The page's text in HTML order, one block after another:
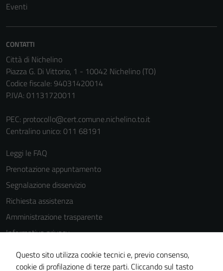
Eventi
CONTATTI
Città di Nichelino
Piazza G. Di Vittorio, 1 - 10042 Nichelino (TO)
Codice fiscale: 94031420014
P.IVA: 01131720011
PEC: protocollo@cert.comune.nichelino.to.it
Centralino unico: 011 68191
Leggi le FAQ
Prenotazione appuntamento
Segnalazione disservizio
Richiesta assistenza
Amministrazione trasparente
Informativa privacy
Cookie Policy
Note legali
Questo sito utilizza cookie tecnici e, previo consenso,
cookie di profilazione di terze parti. Cliccando sul tasto